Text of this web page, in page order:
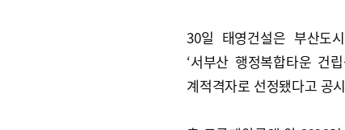
30일 태영건설은 부산도
‘서부산 행정복합타운 건
계적격자로 선정됐다고 공